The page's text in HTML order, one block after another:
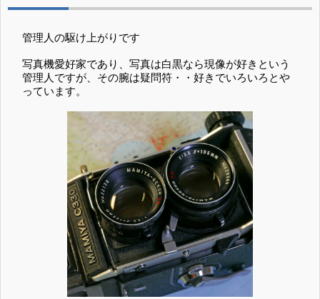
管理人の駆け上がりです
写真機愛好家であり、写真は白黒なら現像が好きという
管理人ですが、その腕は疑問符・・好きでいろいろとや
っています。